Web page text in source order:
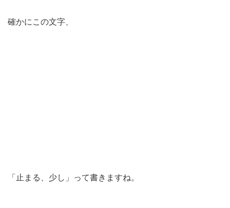
確かにこの文字、
「止まる、少し」って書きますね。